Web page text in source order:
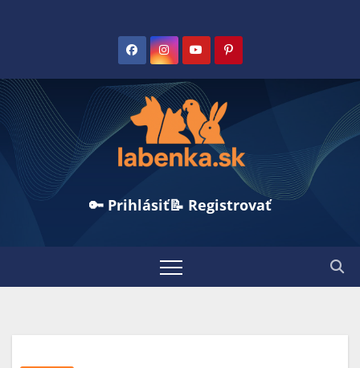
🔑 Prihlásiť📝 Registrovať